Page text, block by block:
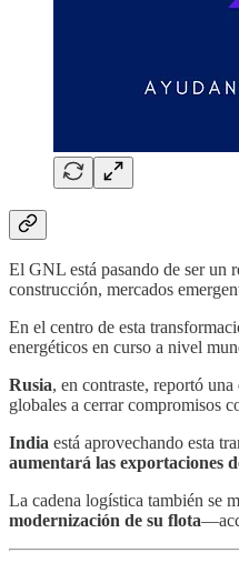
El GNL está pasando de ser un
construcción, mercados
En el centro de esta
energéticos en curso a nivel
Rusia, en contraste, reportó una
globales a cerrar compromisos
India está aprovechando esta
aumentará las exportaciones
La cadena logística también se
modernización de su flota